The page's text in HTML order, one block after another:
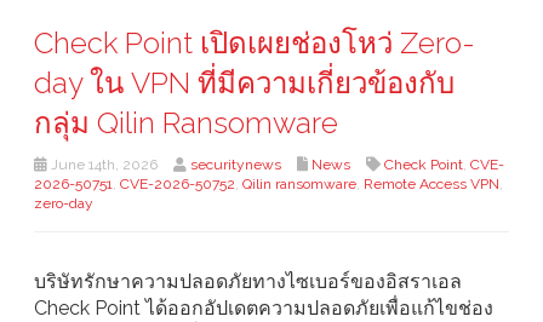
Check Point เปิดเผยช่องโหว่ Zero-
day ใน VPN ที่มีความเกี่ยวข้องกับ
กลุ่ม Qilin Ransomware
June 14th, 2026 securitynews News Check Point, CVE-
2026-50751, CVE-2026-50752, Qilin ransomware, Remote Access VPN,
zero-day
บริษัทรักษาความปลอดภัยทางไซเบอร์ของอิสราเอล
Check Point ได้ออกอัปเดตความปลอดภัยเพื่อแก้ไขช่อง